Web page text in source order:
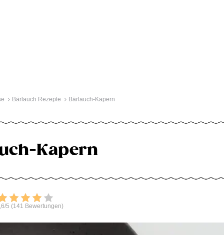
Bärlauch Rezepte Bärlauch-Kapern
Kapern
Bewerten
5 (141 Bewertungen)